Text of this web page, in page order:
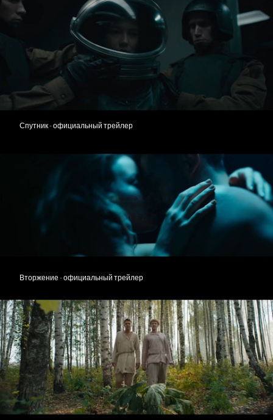
Спутник - официальный трейлер
Вторжение - официальный трейлер